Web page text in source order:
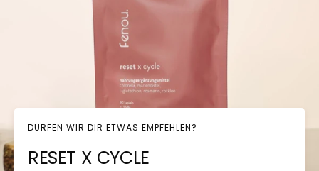
DÜRFEN WIR DIR ETWAS EMPFEHLEN?
RESET X CYCLE